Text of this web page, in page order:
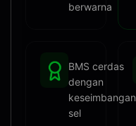
berwarna
BMS cerdas
dengan
keseimbangan
sel